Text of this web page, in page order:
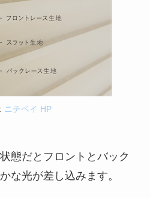
ニチベイ HP
態だとフロントとバック
な光が差し込みます。